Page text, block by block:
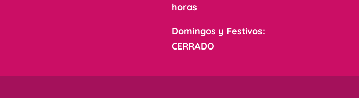
horas
Domingos y Festivos:
CERRADO